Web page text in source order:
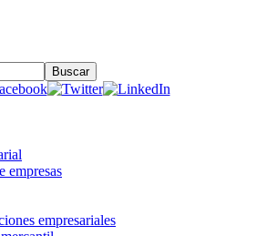
empresas
empresariales